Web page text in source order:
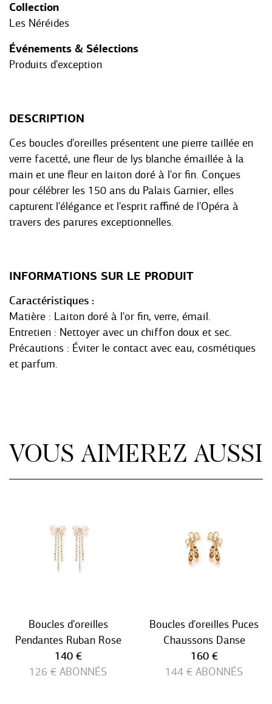
Collection
Les Néréides
Événements & Sélections
Produits d'exception
DESCRIPTION
Ces boucles d'oreilles présentent une pierre taillée en
verre facetté, une fleur de lys blanche émaillée à la
main et une fleur en laiton doré à l'or fin. Conçues
pour célébrer les 150 ans du Palais Garnier, elles
capturent l'élégance et l'esprit raffiné de l'Opéra à
travers des parures exceptionnelles.
INFORMATIONS SUR LE PRODUIT
Caractéristiques
Matière : Laiton doré à l'or fin, verre, émail.
Entretien : Nettoyer avec un chiffon doux et sec.
Précautions : Éviter le contact avec eau, cosmétiques
et parfum.
VOUS AIMEREZ AUSSI
Boucles d'oreilles
Pendantes Ruban Rose
Prix ​​actuel
140 €
126 € ABONNÉS
Boucles d'oreilles Puces
Chaussons Danse
Prix ​​actuel
160 €
144 € ABONNÉS